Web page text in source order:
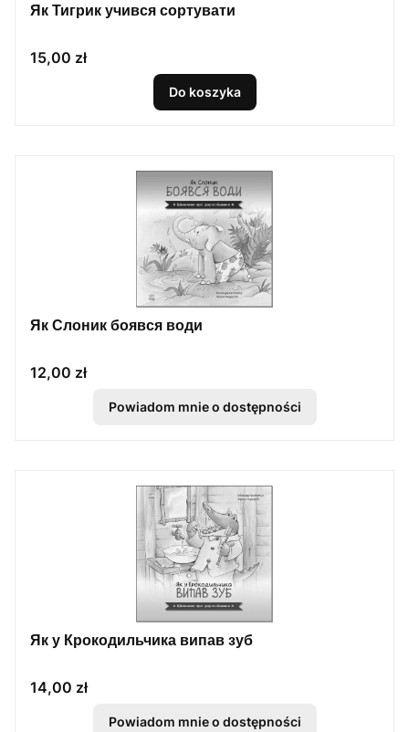
Як Тигрик учився сортувати
Cena
15,00 zł
Do koszyka
Як Слоник боявся води
Cena
12,00 zł
Powiadom mnie o dostępności
Як у Крокодильчика випав зуб
Cena
14,00 zł
Powiadom mnie o dostępności